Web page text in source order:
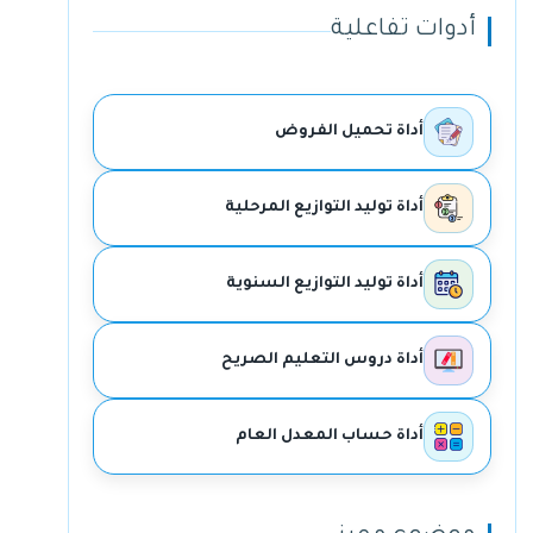
أدوات تفاعلية
أداة تحميل الفروض
أداة توليد التوازيع المرحلية
أداة توليد التوازيع السنوية
أداة دروس التعليم الصريح
أداة حساب المعدل العام